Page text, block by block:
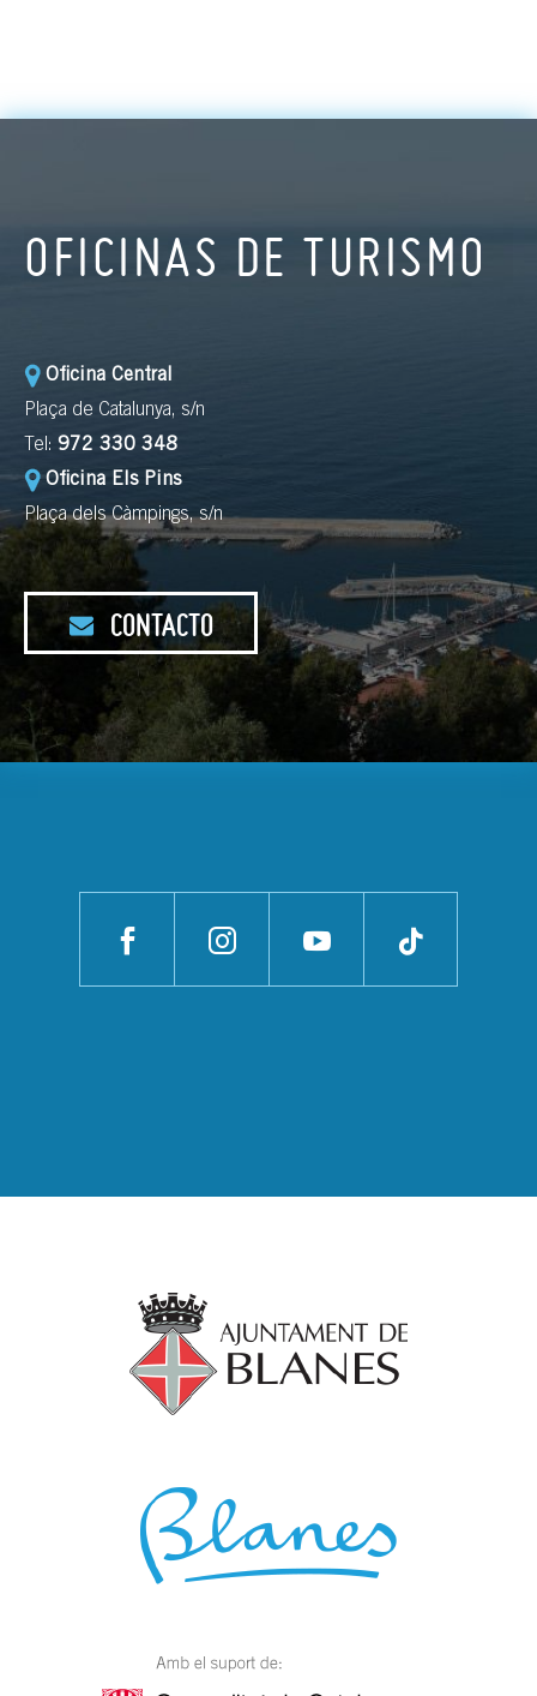
OFICINAS DE TURISMO
Oficina Central
Plaça de Catalunya, s/n
Tel: 972 330 348
Oficina Els Pins
Plaça dels Càmpings, s/n
CONTACTO